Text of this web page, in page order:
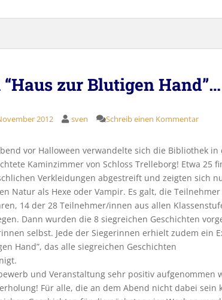
zur Blutigen Hand”…
2012 sven Schreib einen Kommentar
vor Halloween verwandelte sich die Bibliothek
Kaminzimmer von Schloss Trelleborg! Etwa 25
Verkleidungen abgestreift und zeigten sich
Natur als Hexe oder Vampir. Es galt, die
14 der 28 Teilnehmer/innen aus allen
Dann wurden die 8 siegreichen Geschichten
selbst. Jede der Siegerinnen erhielt zudem ein
Hand”, das alle siegreichen Geschichten
Wir
und Veranstaltung sehr positiv aufgenommen
Für alle, die an dem Abend nicht dabei sein